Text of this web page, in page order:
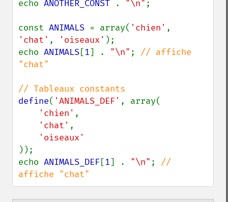
echo ANOTHER_CONST . "\n" ;
const ANIMALS = array( 'chien'
'chat' , 'oiseaux' );
echo ANIMALS[1] . "\n" ; // affiche
"chat"
define( 'ANIMALS_DEF' , array(
'chien' ,
'chat' ,
));
echo ANIMALS_DEF[1] . "\n" ; //
affiche "chat"